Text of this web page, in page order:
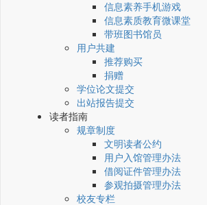
信息素养手机游戏
信息素质教育微课堂
带班图书馆员
用户共建
推荐购买
捐赠
学位论文提交
出站报告提交
读者指南
规章制度
文明读者公约
用户入馆管理办法
借阅证件管理办法
参观拍摄管理办法
校友专栏